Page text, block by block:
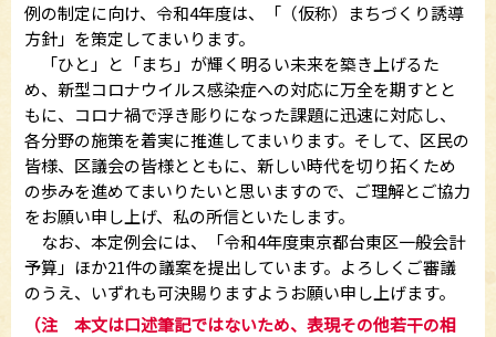
例の制定に向け、令和4年度は、「（仮称）まちづくり誘導
方針」を策定してまいります。
「ひと」と「まち」が輝く明るい未来を築き上げるた
め、新型コロナウイルス感染症への対応に万全を期すとと
もに、コロナ禍で浮き彫りになった課題に迅速に対応し、
各分野の施策を着実に推進してまいります。そして、区民の
皆様、区議会の皆様とともに、新しい時代を切り拓くため
の歩みを進めてまいりたいと思いますので、ご理解とご協力
をお願い申し上げ、私の所信といたします。
なお、本定例会には、「令和4年度東京都台東区一般会計
予算」ほか21件の議案を提出しています。よろしくご審議
のうえ、いずれも可決賜りますようお願い申し上げます。
（注 本文は口述筆記ではないため、表現その他若干の相